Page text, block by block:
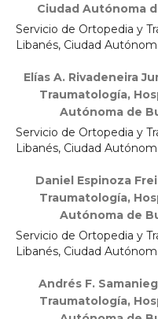
Ciudad Autónoma
Servicio de Ortopedia y
Libanés, Ciudad
Elías A. Rivadeneira
Traumatología,
Autónoma de
Servicio de Ortopedia y
Libanés, Ciudad
Daniel Espinoza
Traumatología,
Autónoma de
Servicio de Ortopedia y
Libanés, Ciudad
Andrés F.
Traumatología,